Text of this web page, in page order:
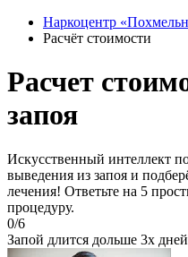
Наркоцентр
Расчёт стоимости
Расчет
запоя
Искусственный интеллект
выведения из запоя и
лечения! Ответьте на 5
процедуру.
0/6
Запой длится дольше 3х